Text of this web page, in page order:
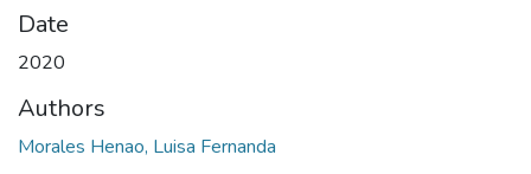
Date
2020
Authors
Morales Henao, Luisa Fernanda